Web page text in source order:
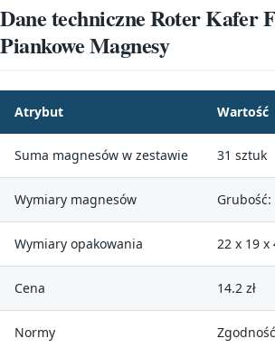
Dane techniczne Roter Kafer
Piankowe Magnesy
Atrybut Wartość
Suma magnesów w zestawie 31 sztuk
Wymiary magnesów
Wymiary opakowania 22 x 19 x
Cena 14.2 zł
Normy